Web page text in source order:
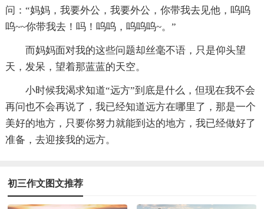
问：“妈妈，我要外公，我要外公，你带我去见他，呜呜
呜~~你带我去！吗！呜呜，呜呜呜~。”
而妈妈面对我的这些问题却丝毫不语，只是仰头望
天，发呆，望着那蓝蓝的天空。
小时候我渴求知道“远方”到底是什么，但现在我不会
再问也不会再说了，我已经知道远方在哪里了，那是一个
美好的地方，只要你努力就能到达的地方，我已经做好了
准备，去迎接我的远方。
初三作文图文推荐